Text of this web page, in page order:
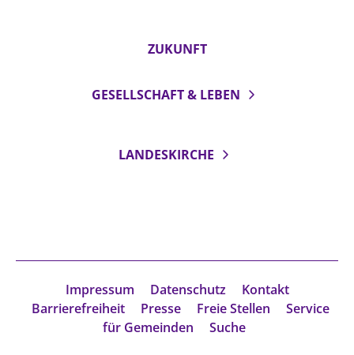
ZUKUNFT
GESELLSCHAFT & LEBEN
LANDESKIRCHE
Impressum Datenschutz
Kontakt
Barrierefreiheit
Presse Freie Stellen
Service
für Gemeinden
Suche